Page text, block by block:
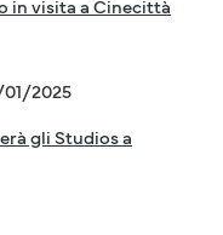
in visita a Cinecittà
2025
gli Studios a